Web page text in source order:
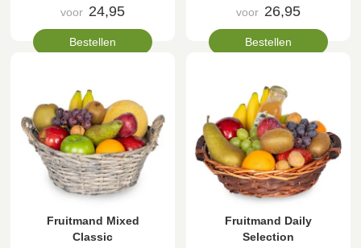
voor 24,95
Bestellen
voor 26,95
Bestellen
Fruitmand Mixed
Classic
Fruitmand Daily
Selection